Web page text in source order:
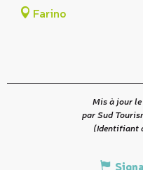
Farino
Mis à jour le
par Sud
(Identifiant